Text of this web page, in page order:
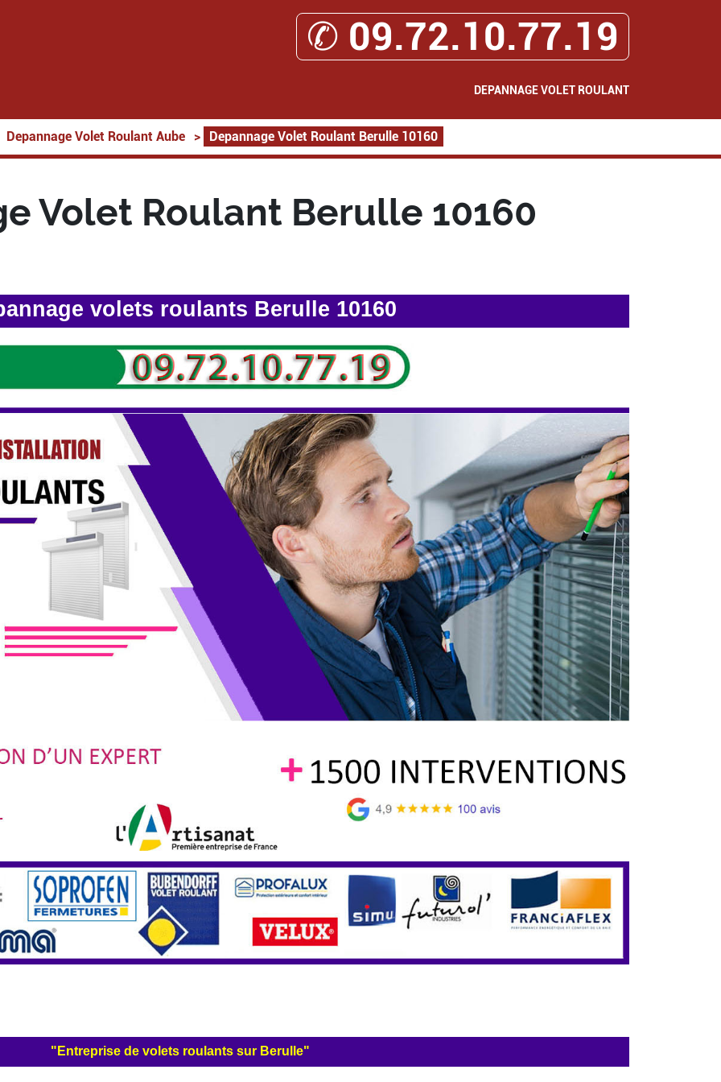
✆ 09.72.10.77.19
DEPANNAGE VOLET ROULANT
Depannage Volet Roulant Aube > Depannage Volet Roulant Berulle 10160
Volet Roulant Berulle 10160
volets roulants Berulle 10160
"Entreprise de volets roulants sur Berulle"